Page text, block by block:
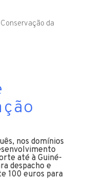
da
nos domínios
até à Guiné-
despacho e
100 euros para